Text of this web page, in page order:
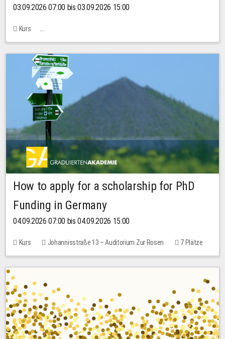
03.09.2026 07:00 bis 03.09.2026 15:00
Kurs
Bachstraße 18k - SR 102 (Seminarraum Servicestelle LehreLernen)
How to apply for a scholarship for PhD
Funding in Germany
04.09.2026 07:00 bis 04.09.2026 15:00
Kurs Johannisstraße 13 – Auditorium Zur Rosen
7 Plätze
10,00 EUR